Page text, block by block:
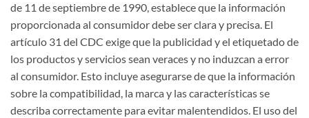
de 11 de septiembre de 1990, establece que la información
proporcionada al consumidor debe ser clara y precisa. El
artículo 31 del CDC exige que la publicidad y el etiquetado de
los productos y servicios sean veraces y no induzcan a error
al consumidor. Esto incluye asegurarse de que la información
sobre la compatibilidad, la marca y las características se
describa correctamente para evitar malentendidos. El uso del